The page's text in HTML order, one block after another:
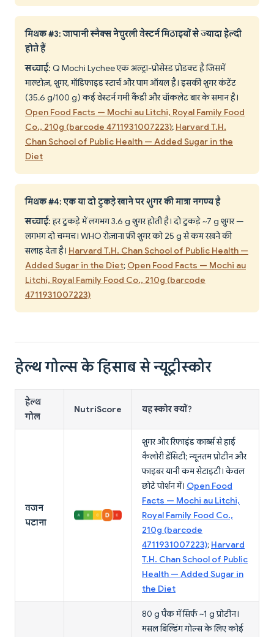
मिथक #3: जापानी स्नैक्स नेचुरली वेस्टर्न मिठाइयों से ज्यादा हेल्दी
होते हैं
सच्चाई: Q Mochi Lychee एक अल्ट्रा-प्रोसेस्ड प्रोडक्ट है जिसमें
माल्टोज़, शुगर, मॉडिफाइड स्टार्च और पाम ऑयल है। इसकी शुगर कंटेंट
(35.6 g/100 g) कई वेस्टर्न गमी कैंडी और चॉकलेट बार के समान है।
Open Food Facts — Mochi au Litchi, Royal Family Food
Co., 210g (barcode 4711931007223); Harvard T.H.
Chan School of Public Health — Added Sugar in the
Diet
मिथक #4: एक या दो टुकड़े खाने पर शुगर की मात्रा नगण्य है
सच्चाई:हर टुकड़े में लगभग 3.6 g शुगर होती है। दो टुकड़े ~7 g शुगर —
लगभग दो चम्मच। WHO रोज़ाना फ्री शुगर को 25 g से कम रखने की
सलाह देता है। Harvard T.H. Chan School of Public Health —
Added Sugar in the Diet; Open Food Facts — Mochi au
Litchi, Royal Family Food Co., 210g (barcode
4711931007223)
हेल्थ गोल्स के हिसाब से न्यूट्रीस्कोर
हेल्थ
गोल
NutriScore यह स्कोर क्यों?
वजन
घटाना
शुगर और रिफाइंड कार्ब्स से हाई
कैलोरी डेंसिटी; न्यूनतम प्रोटीन और
फाइबर यानी कम सेटाइटी। केवल
छोटे पोर्शन में। Open Food
Facts — Mochi au Litchi,
Royal Family Food Co.,
210g (barcode
4711931007223); Harvard
T.H. Chan School of Public
Health — Added Sugar in
the Diet
80 g पैक में सिर्फ ~1 g प्रोटीन।
मसल बिल्डिंग गोल्स के लिए कोई